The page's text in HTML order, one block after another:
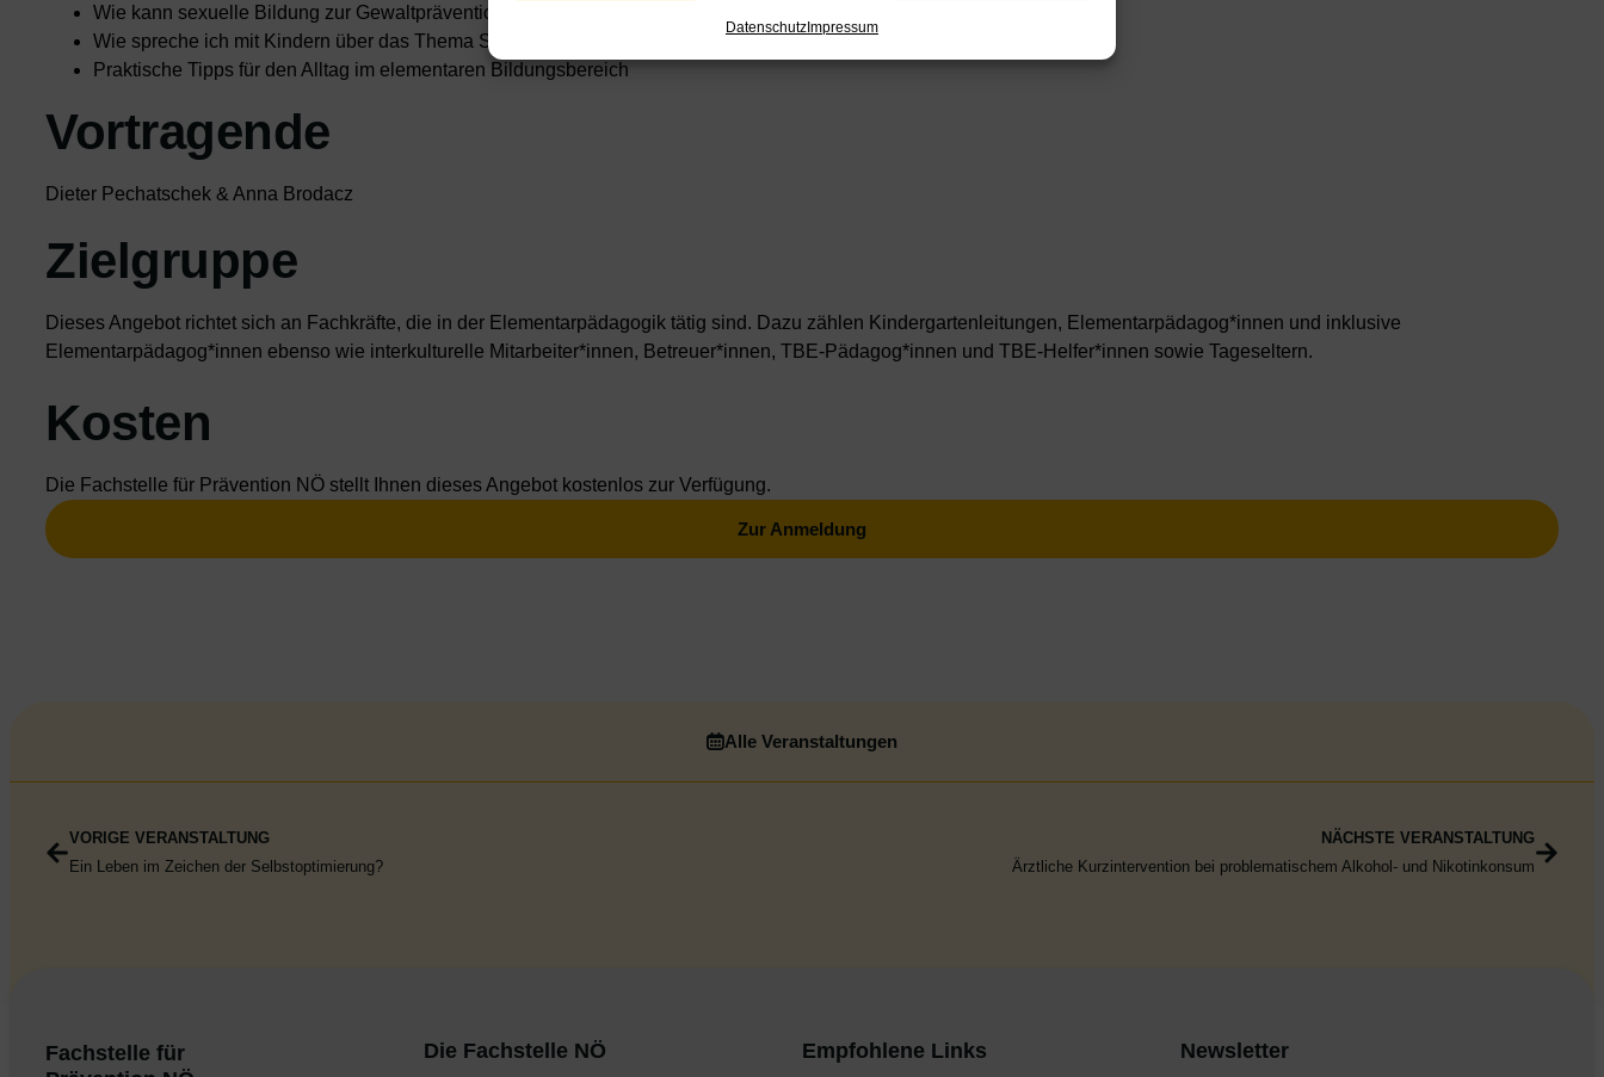
DatenschutzImpressum
Wie kann sexuelle Bildung zur Gewaltprävention beitragen?
Wie spreche ich mit Kindern über das Thema Sexualität
Praktische Tipps für den Alltag im elementaren Bildungsbereich
Vortragende
Dieter Pechatschek & Anna Brodacz
Zielgruppe
Dieses Angebot richtet sich an Fachkräfte, die in der Elementarpädagogik tätig sind. Dazu zählen Kindergartenleitungen, Elementarpädagog*innen und inklusive
Elementarpädagog*innen ebenso wie interkulturelle Mitarbeiter*innen, Betreuer*innen, TBE-Pädagog*innen und TBE-Helfer*innen sowie Tageseltern.
Kosten
Die Fachstelle für Prävention NÖ stellt Ihnen dieses Angebot kostenlos zur Verfügung.
Zur Anmeldung
Alle Veranstaltungen
VORIGE VERANSTALTUNG
Ein Leben im Zeichen der Selbstoptimierung?
NÄCHSTE VERANSTALTUNG
Ärztliche Kurzintervention bei problematischem Alkohol- und Nikotinkonsum
Fachstelle für
Die Fachstelle NÖ Empfohlene Links Newsletter